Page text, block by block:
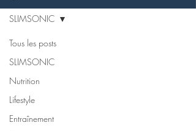
Tous les posts
SLIMSONIC
Nutrition
Lifestyle
Entraînement
SLIMSONIC